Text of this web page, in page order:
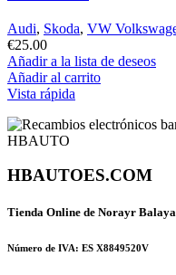
Audi, Skoda, VW
€25.00
Añadir a la lista de deseos
Añadir al carrito
Vista rápida
HBAUTOES.COM
Tienda Online de Norayr
Número de IVA: ES X8849520V